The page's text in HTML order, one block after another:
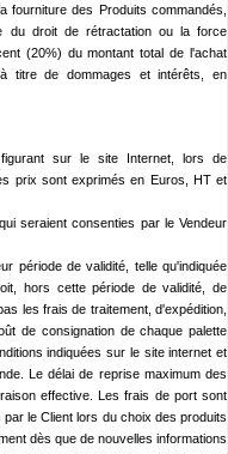
des Produits commandés,
du droit de rétractation ou la force
(20%) du montant total de l'achat
titre de dommages et intérêts, en
sur le site Internet, lors de
prix sont exprimés en Euros, HT et
seraient consenties par le Vendeur
période de validité, telle qu'indiquée
hors cette période de validité, de
les frais de traitement, d'expédition,
de consignation de chaque palette
indiquées sur le siteinternet et
Le délai de reprise maximum des
effective. Les frais de port sont
le Client lors du choix des produits
dès que de nouvelles informations